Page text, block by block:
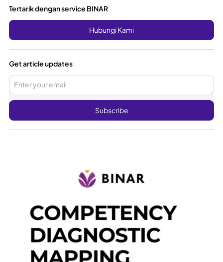
Tertarik dengan service BINAR
Hubungi Kami
Get article updates